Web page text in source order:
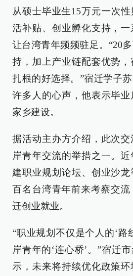
从硕士毕业生15万元一次
活补贴、创业孵化支持，
让台湾青年频频驻足。“20
持，加上产业链配套优势，
扎根的好选择。”宿迁学子
许多人的心声，他表示毕
家乡建设。
据活动主办方介绍，此次
岸青年交流的举措之一。
建职业规划论坛、创业沙
百名台湾青年前来考察交
迁创业就业。
“职业规划不仅是个人的‘路
岸青年的‘连心桥’。”宿迁
示，未来将持续优化政策